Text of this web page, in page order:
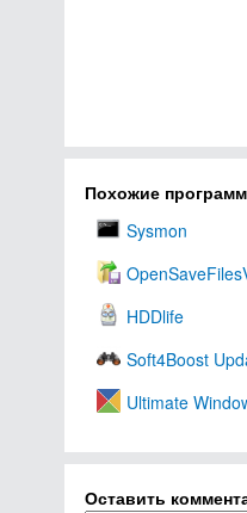
Похожие
Sysmon
HDDlife
Soft4Boost
Ultimate
Оставить